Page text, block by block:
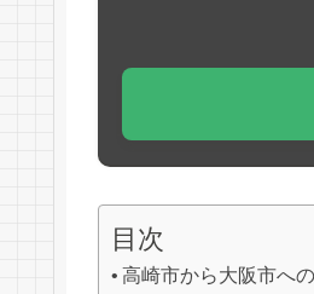
目次
高崎市から大阪市へ